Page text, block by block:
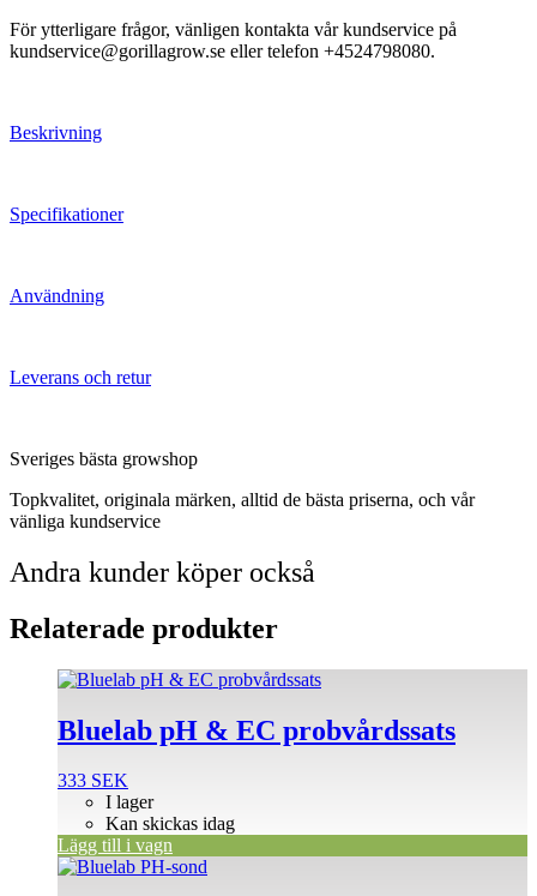
För ytterligare frågor, vänligen kontakta vår kundservice på
kundservice@gorillagrow.se eller telefon +4524798080.
Beskrivning
Specifikationer
Användning
Leverans och retur
Sveriges bästa growshop
Topkvalitet, originala märken, alltid de bästa priserna, och vår
vänliga kundservice
Andra kunder köper också
Relaterade produkter
Bluelab pH & EC probvårdssats
333 SEK
I lager
Kan skickas idag
Lägg till i vagn